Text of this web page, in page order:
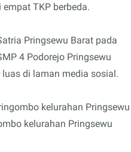
TKP berbeda.
Pringsewu Barat pada
4 Podorejo Pringsewu
di laman media sosial.
kelurahan Pringsewu
kelurahan Pringsewu